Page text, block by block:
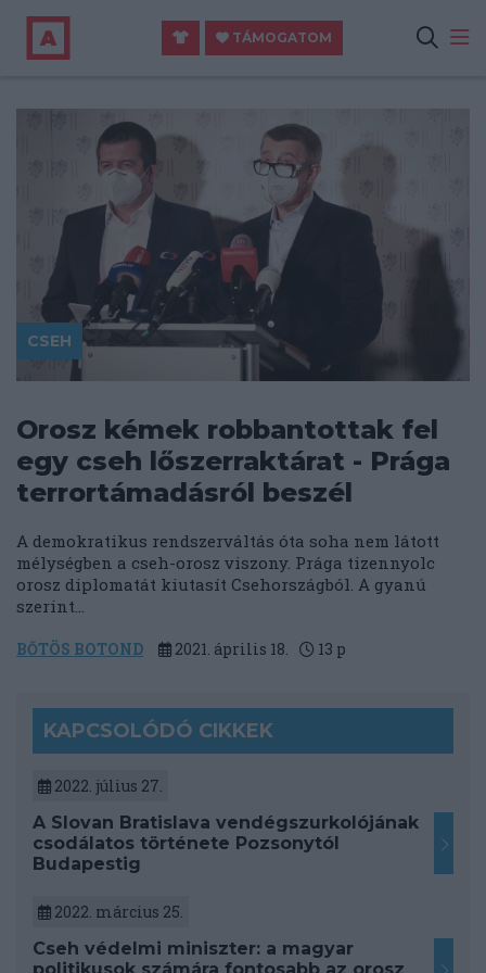
TÁMOGATOM
CSEH
Orosz kémek robbantottak fel
egy cseh lőszerraktárat - Prága
terrortámadásról beszél
A demokratikus rendszerváltás óta soha nem látott
mélységben a cseh-orosz viszony. Prága tizennyolc
orosz diplomatát kiutasít Csehországból. A gyanú
szerint...
BŐTÖS BOTOND 2021. április 18. 13 p
KAPCSOLÓDÓ CIKKEK
2022. július 27.
A Slovan Bratislava vendégszurkolójának
csodálatos története Pozsonytól
Budapestig
2022. március 25.
Cseh védelmi miniszter: a magyar